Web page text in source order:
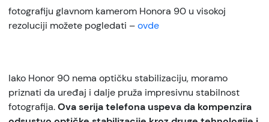
fotografiju glavnom kamerom Honora 90 u visokoj
rezoluciji možete pogledati –ovde
Iako Honor 90 nema optičku stabilizaciju, moramo
priznati da uređaj i dalje pruža impresivnu stabilnost
fotografija.Ova serija telefona uspeva da kompenzira